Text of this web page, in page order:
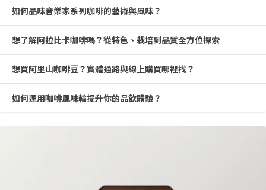
如何品味音樂家系列咖啡的藝術與風味？
想了解阿拉比卡咖啡嗎？從特色、栽培到品質全方位探索
想買阿里山咖啡豆？實體通路與線上購買哪裡找？
如何運用咖啡風味輪提升你的品飲體驗？